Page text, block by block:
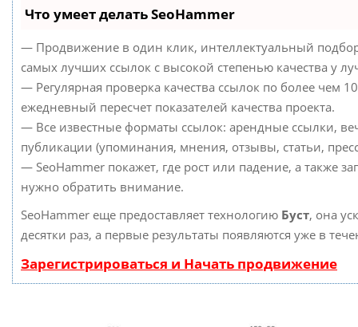
Что умеет делать SeoHammer
— Продвижение в один клик, интеллектуальный
самых лучших ссылок с высокой степенью качества у
— Регулярная проверка качества ссылок по более чем
ежедневный пересчет показателей качества проекта.
— Все известные форматы ссылок: арендные ссылки,
публикации (упоминания, мнения, отзывы, статьи,
— SeoHammer покажет, где рост или падение, а также
нужно обратить внимание.
SeoHammer еще предоставляет технологию Буст, она
десятки раз, а первые результаты появляются уже в
Зарегистрироваться и Начать продвижение